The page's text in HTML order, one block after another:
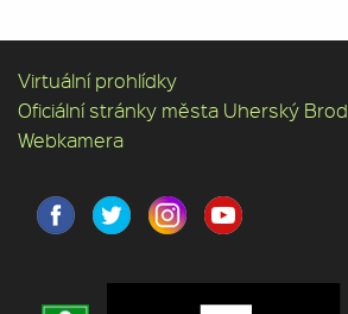
Virtuální prohlídky
Oficiální stránky města Uherský Brod
Webkamera